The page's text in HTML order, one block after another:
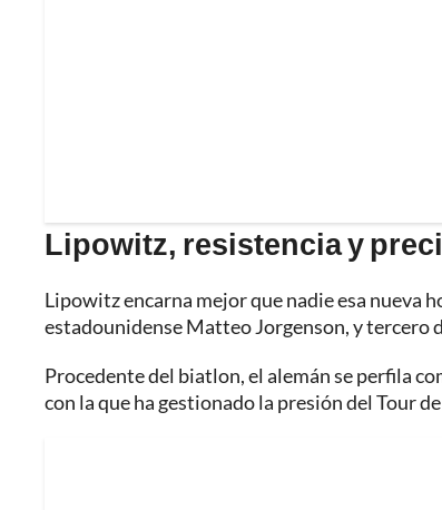
Lipowitz, resistencia y
Lipowitz encarna mejor que nadie esa nueva
estadounidense Matteo Jorgenson, y tercero
Procedente del biatlon, el alemán se perfila
con la que ha gestionado la presión del Tour